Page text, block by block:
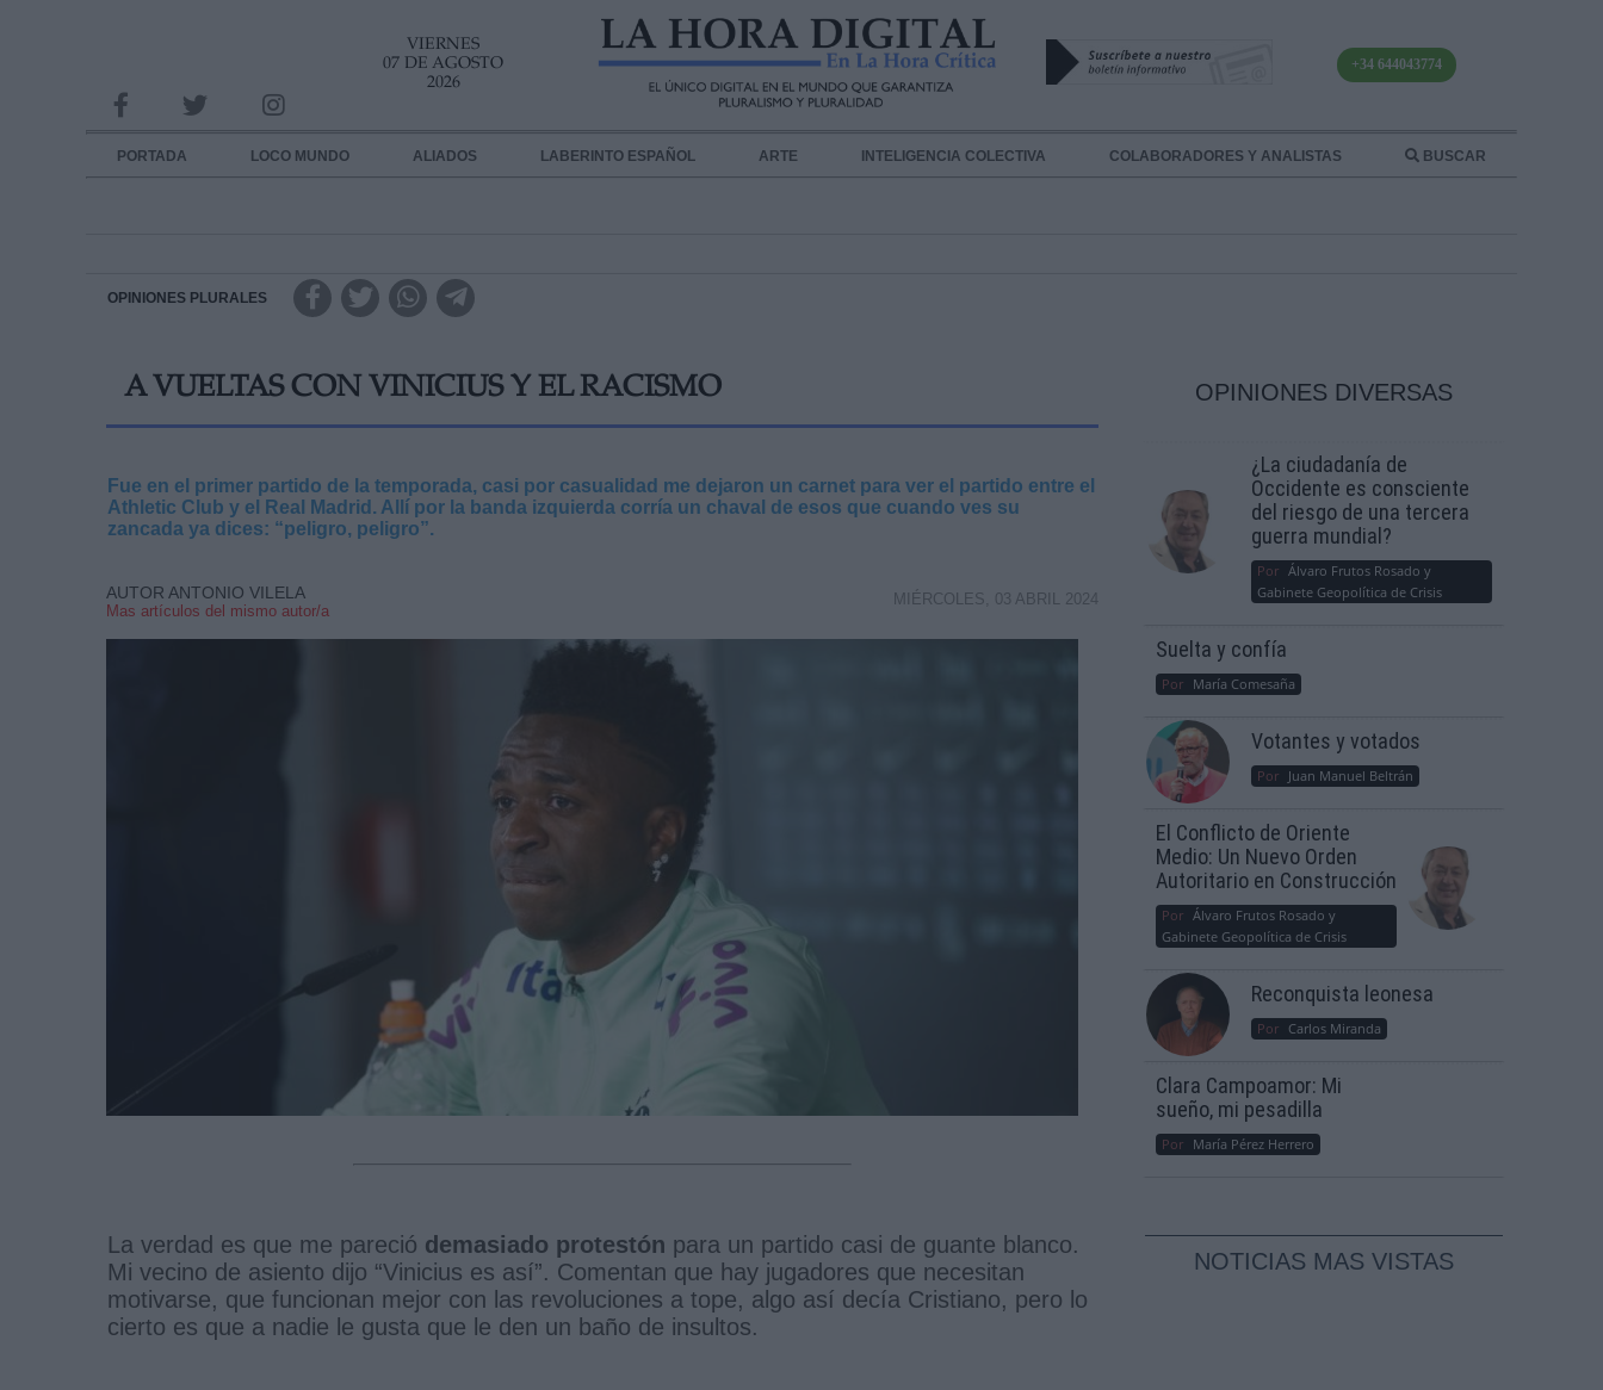
VIERNES
07 DE AGOSTO
2026
+34 644043774
PORTADA LOCO MUNDO ALIADOS LABERINTO ESPAÑOL ARTE INTELIGENCIA COLECTIVA COLABORADORES Y ANALISTAS BUSCAR
OPINIONES PLURALES
A VUELTAS CON VINICIUS Y EL RACISMO
Fue en el primer partido de la temporada, casi por casualidad me dejaron un carnet para ver el partido entre el
Athletic Club y el Real Madrid. Allí por la banda izquierda corría un chaval de esos que cuando ves su
zancada ya dices: “peligro, peligro”.
AUTOR ANTONIO VILELA
Mas artículos del mismo autor/a
MIÉRCOLES, 03 ABRIL 2024
La verdad es que me pareció demasiado protestón para un partido casi de guante blanco.
Mi vecino de asiento dijo “Vinicius es así”. Comentan que hay jugadores que necesitan
motivarse, que funcionan mejor con las revoluciones a tope, algo así decía Cristiano, pero lo
cierto es que a nadie le gusta que le den un baño de insultos.
OPINIONES DIVERSAS
¿La ciudadanía de
Occidente es consciente
del riesgo de una tercera
guerra mundial?
Por Álvaro Frutos Rosado y
Gabinete Geopolítica de Crisis
Suelta y confía
Por María Comesaña
Votantes y votados
Por Juan Manuel Beltrán
El Conflicto de Oriente
Medio: Un Nuevo Orden
Autoritario en Construcción
Por Álvaro Frutos Rosado y
Gabinete Geopolítica de Crisis
Reconquista leonesa
Por Carlos Miranda
Clara Campoamor: Mi
sueño, mi pesadilla
Por María Pérez Herrero
NOTICIAS MAS VISTAS
INFORMACION SOBRE LA PROTECCIÓN DE TUS DATOS
Responsable:
Destinatarios:
link
Información adicional
link